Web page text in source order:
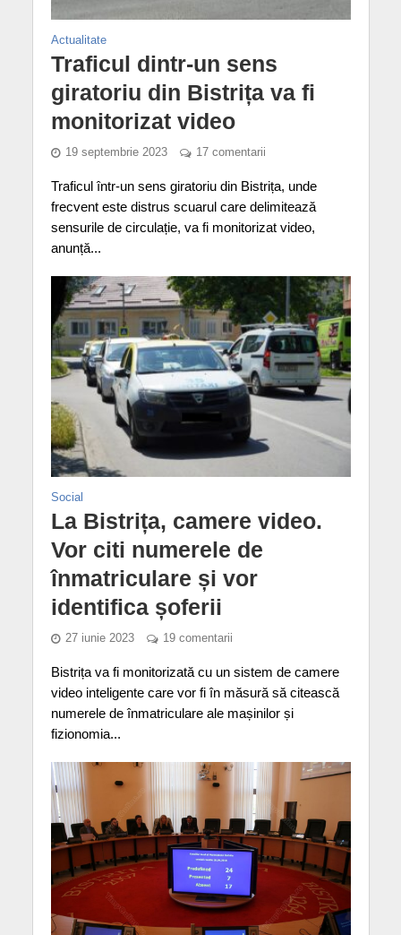
Actualitate
Traficul dintr-un sens
giratoriu din Bistrița va fi
monitorizat video
19 septembrie 2023 17 comentarii
Traficul într-un sens giratoriu din Bistrița, unde
frecvent este distrus scuarul care delimitează
sensurile de circulație, va fi monitorizat video,
anunță...
Social
La Bistrița, camere video.
Vor citi numerele de
înmatriculare și vor
identifica șoferii
27 iunie 2023 19 comentarii
Bistrița va fi monitorizată cu un sistem de camere
video inteligente care vor fi în măsură să citească
numerele de înmatriculare ale mașinilor și
fizionomia...